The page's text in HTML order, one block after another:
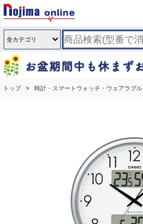
トップ 時計・スマートウォッチ・ウェアラブル